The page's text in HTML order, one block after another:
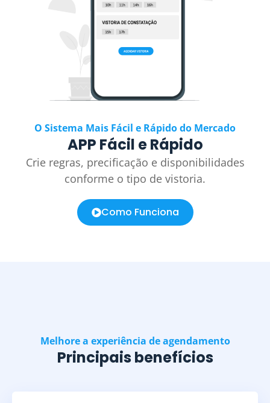
O Sistema Mais Fácil e Rápido do Mercado
APP Fácil e Rápido
Crie regras, precificação e disponibilidades
conforme o tipo de vistoria.
Como Funciona
Melhore a experiência de agendamento
Principais benefícios